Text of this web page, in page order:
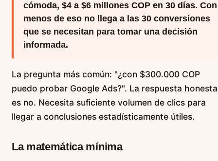
cómoda, $4 a $6 millones COP en 30 días. Con
menos de eso no llega a las 30 conversiones
que se necesitan para tomar una decisión
informada.
La pregunta más común: "¿con $300.000 COP
puedo probar Google Ads?". La respuesta honesta
es no. Necesita suficiente volumen de clics para
llegar a conclusiones estadísticamente útiles.
La matemática mínima